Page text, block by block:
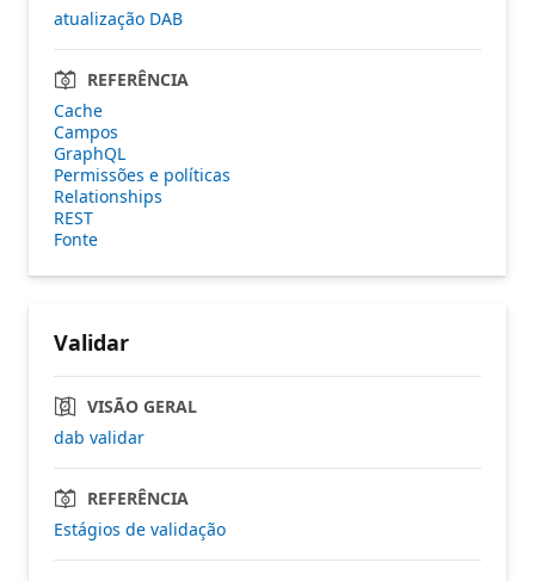
atualização DAB
REFERÊNCIA
Cache
Campos
GraphQL
Permissões e políticas
Relationships
REST
Fonte
Validar
VISÃO GERAL
dab validar
REFERÊNCIA
Estágios de validação